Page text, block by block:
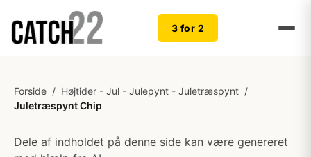
3 for 2
Forside / Højtider - Jul - Julepynt - Juletræspynt /
Juletræspynt Chip
Dele af indholdet på denne side kan være genereret